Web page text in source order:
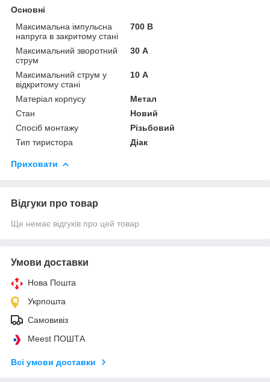
Основні
Максимальна імпульсна
напруга в закритому стані
700 В
Максимальний зворотний
струм
30 А
Максимальний струм у
відкритому стані
10 А
Матеріал корпусу
Метал
Стан
Новий
Спосіб монтажу
Різьбовий
Тип тиристора
Діак
Приховати
Відгуки про товар
Ще немає відгуків про цей товар
Умови доставки
Нова Пошта
Укрпошта
Самовивіз
Meest ПОШТА
Всі умови доставки